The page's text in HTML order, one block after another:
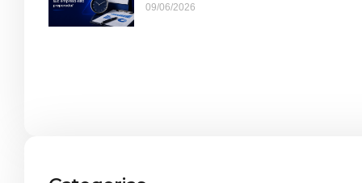
09/06/2026